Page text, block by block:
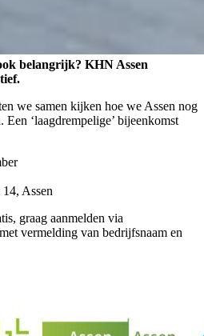
belangrijk? KHN Assen
we samen kijken hoe we Assen nog
‘laagdrempelige’ bijeenkomst
Assen
graag aanmelden via
vermelding van bedrijfsnaam en